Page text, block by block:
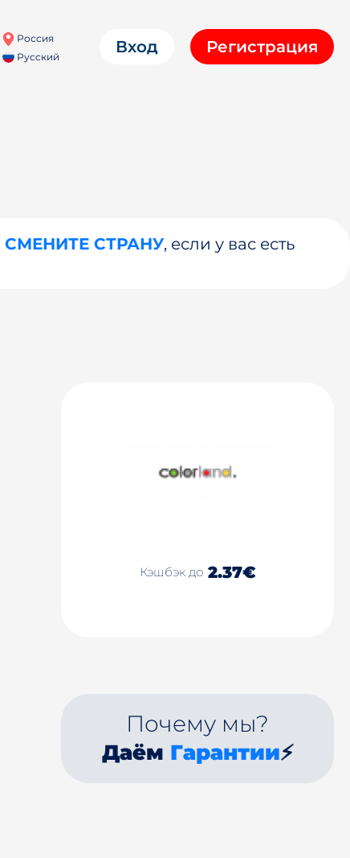
Россия
Русский
Вход Регистрация
СМЕНИТЕ СТРАНУ, если у вас есть
Кэшбэк до 2.37€
Почему мы?
Даём Гарантии⚡